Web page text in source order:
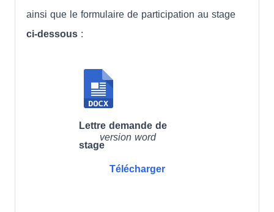
ainsi que le formulaire de participation au stage
ci-dessous :
Lettre demande de
stage
version word
Télécharger